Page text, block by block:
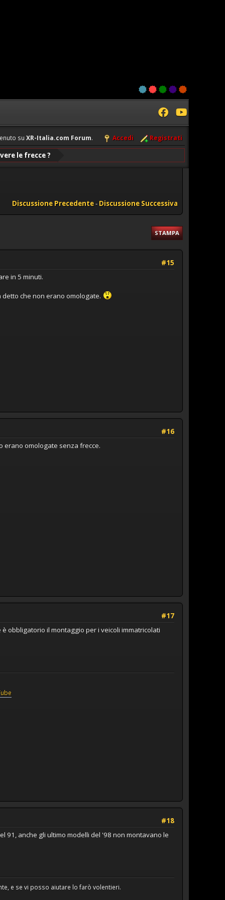
su XR-Italia.com Forum. Accedi Registrati
le frecce ?
Discussione Precedente- Discussione Successiva
STAMPA
#15
in 5 minuti.
che non erano omologate.
#16
erano omologate senza frecce.
#17
obbligatorio il montaggio per i veicoli immatricolati
#18
91, anche gli ultimo modelli del '98 non montavano le
e se vi posso aiutare lo farò volentieri.